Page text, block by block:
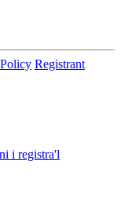
Registrant
i registra'l